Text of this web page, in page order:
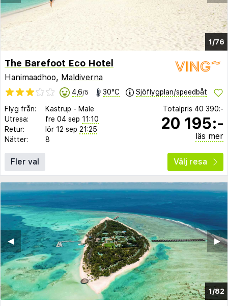
1/76
The Barefoot Eco Hotel
Hanimaadhoo, Maldiverna
4,6/5 30°C Sjöflygplan/speedbåt
Flyg från: Kastrup - Male
Utresa:
fre 04 sep 11:10
Retur:
lör 12 sep 21:25
Nätter:
8
Totalpris 40 390:-
20 195:-
läs mer
Fler val Välj resa
1/82
▶︎
◀︎